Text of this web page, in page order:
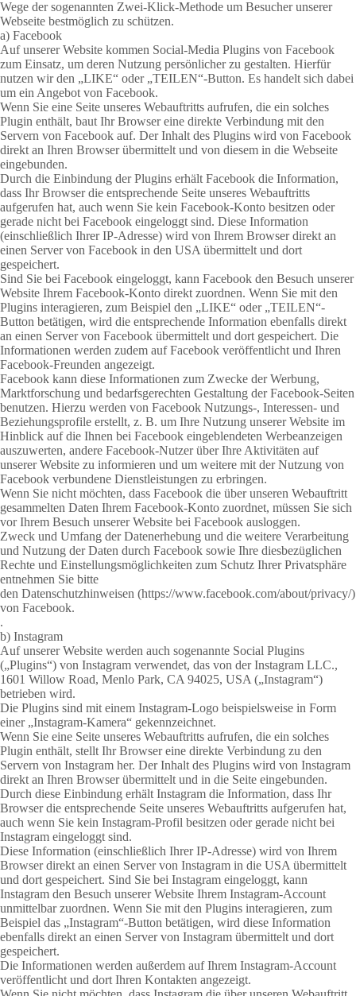
Wege der sogenannten Zwei-Klick-Methode um Besucher unserer
Webseite bestmöglich zu schützen.
a) Facebook
Auf unserer Website kommen Social-Media Plugins von Facebook
zum Einsatz, um deren Nutzung persönlicher zu gestalten. Hierfür
nutzen wir den „LIKE“ oder „TEILEN“-Button. Es handelt sich dabei
um ein Angebot von Facebook.
Wenn Sie eine Seite unseres Webauftritts aufrufen, die ein solches
Plugin enthält, baut Ihr Browser eine direkte Verbindung mit den
Servern von Facebook auf. Der Inhalt des Plugins wird von Facebook
direkt an Ihren Browser übermittelt und von diesem in die Webseite
eingebunden.
Durch die Einbindung der Plugins erhält Facebook die Information,
dass Ihr Browser die entsprechende Seite unseres Webauftritts
aufgerufen hat, auch wenn Sie kein Facebook-Konto besitzen oder
gerade nicht bei Facebook eingeloggt sind. Diese Information
(einschließlich Ihrer IP-Adresse) wird von Ihrem Browser direkt an
einen Server von Facebook in den USA übermittelt und dort
gespeichert.
Sind Sie bei Facebook eingeloggt, kann Facebook den Besuch unserer
Website Ihrem Facebook-Konto direkt zuordnen. Wenn Sie mit den
Plugins interagieren, zum Beispiel den „LIKE“ oder „TEILEN“-
Button betätigen, wird die entsprechende Information ebenfalls direkt
an einen Server von Facebook übermittelt und dort gespeichert. Die
Informationen werden zudem auf Facebook veröffentlicht und Ihren
Facebook-Freunden angezeigt.
Facebook kann diese Informationen zum Zwecke der Werbung,
Marktforschung und bedarfsgerechten Gestaltung der Facebook-Seiten
benutzen. Hierzu werden von Facebook Nutzungs-, Interessen- und
Beziehungsprofile erstellt, z. B. um Ihre Nutzung unserer Website im
Hinblick auf die Ihnen bei Facebook eingeblendeten Werbeanzeigen
auszuwerten, andere Facebook-Nutzer über Ihre Aktivitäten auf
unserer Website zu informieren und um weitere mit der Nutzung von
Facebook verbundene Dienstleistungen zu erbringen.
Wenn Sie nicht möchten, dass Facebook die über unseren Webauftritt
gesammelten Daten Ihrem Facebook-Konto zuordnet, müssen Sie sich
vor Ihrem Besuch unserer Website bei Facebook ausloggen.
Zweck und Umfang der Datenerhebung und die weitere Verarbeitung
und Nutzung der Daten durch Facebook sowie Ihre diesbezüglichen
Rechte und Einstellungsmöglichkeiten zum Schutz Ihrer Privatsphäre
entnehmen Sie bitte
den Datenschutzhinweisen (https://www.facebook.com/about/privacy/)
von Facebook.
.
b) Instagram
Auf unserer Website werden auch sogenannte Social Plugins
(„Plugins“) von Instagram verwendet, das von der Instagram LLC.,
1601 Willow Road, Menlo Park, CA 94025, USA („Instagram“)
betrieben wird.
Die Plugins sind mit einem Instagram-Logo beispielsweise in Form
einer „Instagram-Kamera“ gekennzeichnet.
Wenn Sie eine Seite unseres Webauftritts aufrufen, die ein solches
Plugin enthält, stellt Ihr Browser eine direkte Verbindung zu den
Servern von Instagram her. Der Inhalt des Plugins wird von Instagram
direkt an Ihren Browser übermittelt und in die Seite eingebunden.
Durch diese Einbindung erhält Instagram die Information, dass Ihr
Browser die entsprechende Seite unseres Webauftritts aufgerufen hat,
auch wenn Sie kein Instagram-Profil besitzen oder gerade nicht bei
Instagram eingeloggt sind.
Diese Information (einschließlich Ihrer IP-Adresse) wird von Ihrem
Browser direkt an einen Server von Instagram in die USA übermittelt
und dort gespeichert. Sind Sie bei Instagram eingeloggt, kann
Instagram den Besuch unserer Website Ihrem Instagram-Account
unmittelbar zuordnen. Wenn Sie mit den Plugins interagieren, zum
Beispiel das „Instagram“-Button betätigen, wird diese Information
ebenfalls direkt an einen Server von Instagram übermittelt und dort
gespeichert.
Die Informationen werden außerdem auf Ihrem Instagram-Account
veröffentlicht und dort Ihren Kontakten angezeigt.